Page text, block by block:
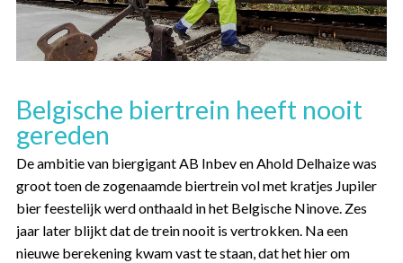
Belgische biertrein heeft nooit
gereden
De ambitie van biergigant AB Inbev en Ahold Delhaize was
groot toen de zogenaamde biertrein vol met kratjes Jupiler
bier feestelijk werd onthaald in het Belgische Ninove. Zes
jaar later blijkt dat de trein nooit is vertrokken. Na een
nieuwe berekening kwam vast te staan, dat het hier om